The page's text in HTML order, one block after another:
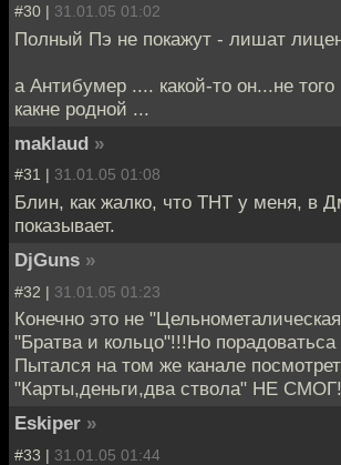
#30 | 31.01.05 01:02
Полный Пэ не покажут - лишат
а Антибумер .... какой-то он...не
какне родной ...
maklaud »
#31 | 31.01.05 01:08
Блин, как жалко, что ТНТ у меня, в
показывает.
DjGuns »
#32 | 31.01.05 01:23
Конечно это не
"Братва и кольцо"!!!Но порадоватьса
Пытался на том же канале
"Карты,деньги,два ствола" НЕ
Eskiper »
#33 | 31.01.05 01:44